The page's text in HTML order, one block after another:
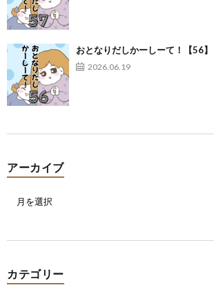
おとなりだしかーしーて！【56】
2026.06.19
アーカイブ
カテゴリー